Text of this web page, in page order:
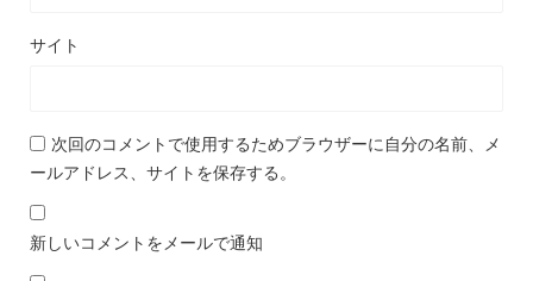
サイト
次回のコメントで使用するためブラウザーに自分の名前、メ
ールアドレス、サイトを保存する。
新しいコメントをメールで通知